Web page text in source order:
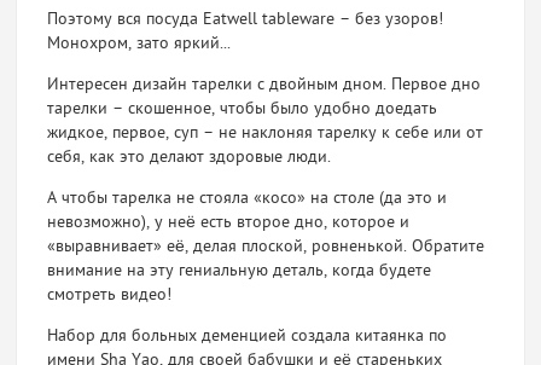
Поэтому вся посуда Eatwell tableware – без узоров!
Монохром, зато яркий...
Интересен дизайн тарелки с двойным дном. Первое дно
тарелки – скошенное, чтобы было удобно доедать
жидкое, первое, суп – не наклоняя тарелку к себе или от
себя, как это делают здоровые люди.
А чтобы тарелка не стояла «косо» на столе (да это и
невозможно), у неё есть второе дно, которое и
«выравнивает» её, делая плоской, ровненькой. Обратите
внимание на эту гениальную деталь, когда будете
смотреть видео!
Набор для больных деменцией создала китаянка по
имени Sha Yao, для своей бабушки и её стареньких